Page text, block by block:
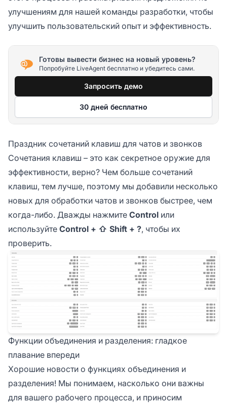
улучшениям для нашей команды разработки, чтобы
улучшить пользовательский опыт и эффективность.
Готовы вывести бизнес на новый уровень?
Попробуйте LiveAgent бесплатно и убедитесь сами.
Запросить демо
30 дней бесплатно
Праздник сочетаний клавиш для чатов и звонков
Сочетания клавиш – это как секретное оружие для
эффективности, верно? Чем больше сочетаний
клавиш, тем лучше, поэтому мы добавили несколько
новых для обработки чатов и звонков быстрее, чем
когда-либо. Дважды нажмите Control или
используйте Control + ⇧ Shift + ?, чтобы их
проверить.
Функции объединения и разделения: гладкое
плавание впереди
Хорошие новости о функциях объединения и
разделения! Мы понимаем, насколько они важны
для вашего рабочего процесса, и приносим